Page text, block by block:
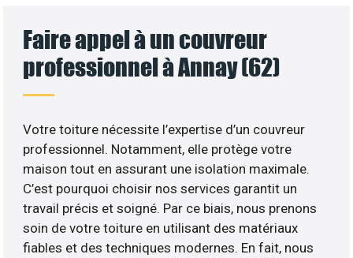
Faire appel à un couvreur
professionnel à Annay (62)
Votre toiture nécessite l’expertise d’un couvreur
professionnel. Notamment, elle protège votre
maison tout en assurant une isolation maximale.
C’est pourquoi choisir nos services garantit un
travail précis et soigné. Par ce biais, nous prenons
soin de votre toiture en utilisant des matériaux
fiables et des techniques modernes. En fait, nous